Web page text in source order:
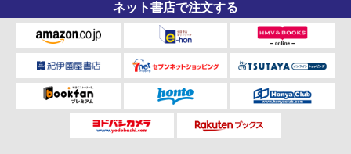
ネット書店で注文する